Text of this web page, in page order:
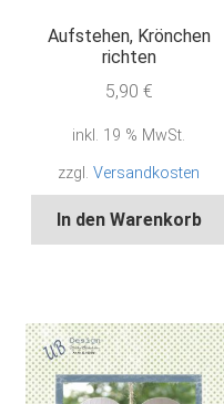
Aufstehen, Krönchen
richten
5,90 €
inkl. 19 % MwSt.
zzgl.Versandkosten
In den Warenkorb